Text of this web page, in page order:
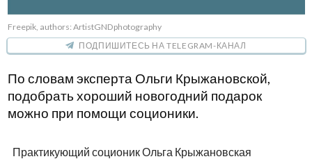
Freepik, authors: ArtistGNDphotography
ПОДПИШИТЕСЬ НА TELEGRAM-КАНАЛ
По словам эксперта Ольги Крыжановской,
подобрать хороший новогодний подарок
можно при помощи соционики.
Практикующий соционик Ольга Крыжановская